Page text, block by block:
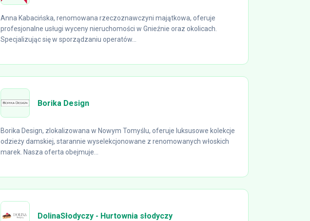
Anna Kabacińska, renomowana rzeczoznawczyni majątkowa, oferuje
profesjonalne usługi wyceny nieruchomości w Gnieźnie oraz okolicach.
Specjalizując się w sporządzaniu operatów...
Borika Design
Borika Design, zlokalizowana w Nowym Tomyślu, oferuje luksusowe kolekcje
odzieży damskiej, starannie wyselekcjonowane z renomowanych włoskich
marek. Nasza oferta obejmuje...
DolinaSłodyczy - Hurtownia słodyczy